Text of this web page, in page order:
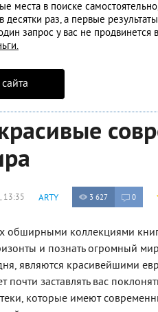
места в поиске
десятки раз, а первые
запрос у вас не продвинется
13:35 ARTY 3 627 0
обширными коллекциями
и познать огромный
являются красивейшими
заставлять вас
которые имеют